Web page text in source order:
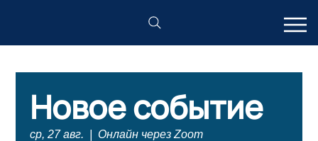
Новое событие
ср, 27 авг.
  |
Онлайн через Zoom